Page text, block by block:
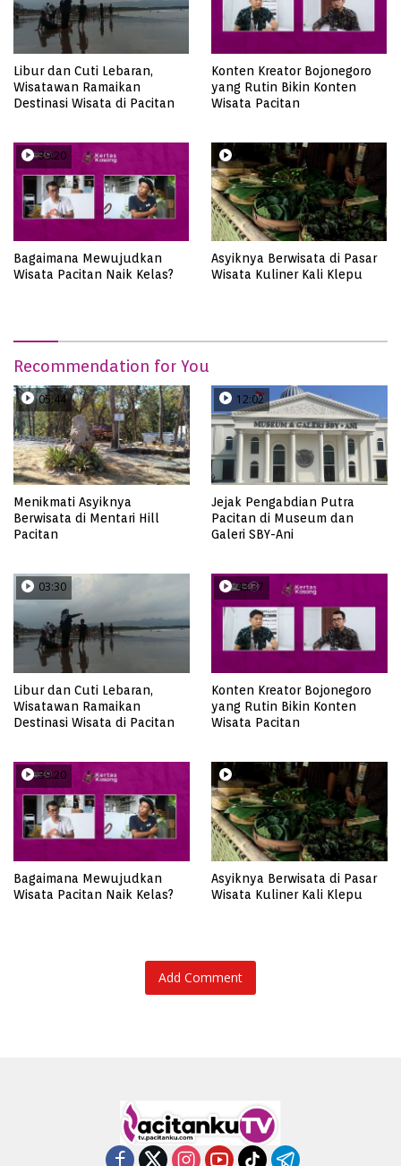
Libur dan Cuti Lebaran,
Wisatawan Ramaikan
Destinasi Wisata di Pacitan
Konten Kreator Bojonegoro
yang Rutin Bikin Konten
Wisata Pacitan
39:20
Bagaimana Mewujudkan
Wisata Pacitan Naik Kelas?
08:50
Asyiknya Berwisata di Pasar
Wisata Kuliner Kali Klepu
Recommendation for You
05:44
Menikmati Asyiknya
Berwisata di Mentari Hill
Pacitan
12:02
Jejak Pengabdian Putra
Pacitan di Museum dan
Galeri SBY-Ani
03:30
Libur dan Cuti Lebaran,
Wisatawan Ramaikan
Destinasi Wisata di Pacitan
43:37
Konten Kreator Bojonegoro
yang Rutin Bikin Konten
Wisata Pacitan
39:20
Bagaimana Mewujudkan
Wisata Pacitan Naik Kelas?
08:50
Asyiknya Berwisata di Pasar
Wisata Kuliner Kali Klepu
Add Comment